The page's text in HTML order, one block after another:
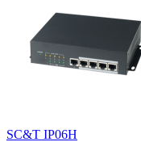
SC&T IP06H